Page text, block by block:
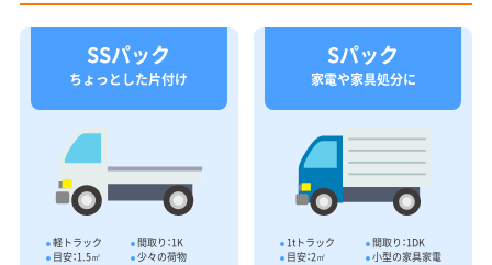
SSパック
ちょっとした片付け
軽トラック
間取り：1K
目安：1.5㎥
少々の荷物
Sパック
家電や家具処分に
1tトラック
間取り：1DK
目安：2㎥
小型の家具家電